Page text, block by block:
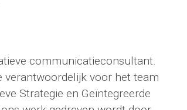
communicatieconsultant.
verantwoordelijk voor het team
Strategie en Geïntegreerde